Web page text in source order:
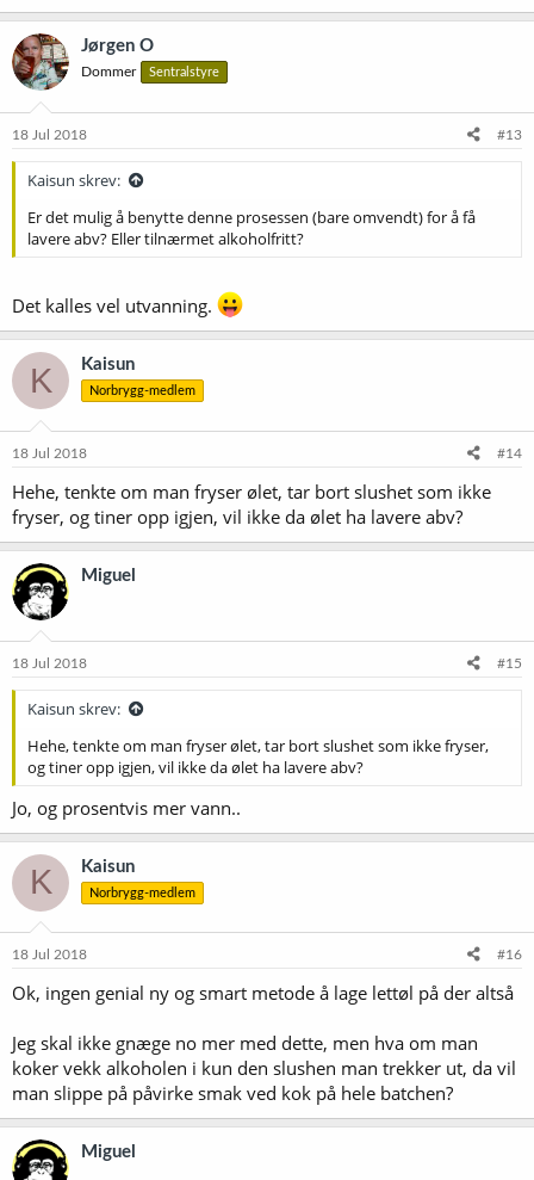
Jørgen O
Dommer Sentralstyre
18 Jul 2018 #13
Kaisun skrev:
Er det mulig å benytte denne prosessen (bare omvendt) for å få
lavere abv? Eller tilnærmet alkoholfritt?
Det kalles vel utvanning.
K Kaisun
Norbrygg-medlem
18 Jul 2018 #14
Hehe, tenkte om man fryser ølet, tar bort slushet som ikke
fryser, og tiner opp igjen, vil ikke da ølet ha lavere abv?
Miguel
18 Jul 2018 #15
Kaisun skrev:
Hehe, tenkte om man fryser ølet, tar bort slushet som ikke fryser,
og tiner opp igjen, vil ikke da ølet ha lavere abv?
Jo, og prosentvis mer vann..
K Kaisun
Norbrygg-medlem
18 Jul 2018 #16
Ok, ingen genial ny og smart metode å lage lettøl på der altså
Jeg skal ikke gnæge no mer med dette, men hva om man
koker vekk alkoholen i kun den slushen man trekker ut, da vil
man slippe på påvirke smak ved kok på hele batchen?
Miguel